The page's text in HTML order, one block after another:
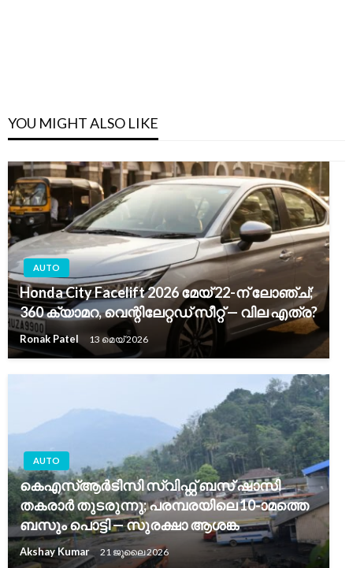
YOU MIGHT ALSO LIKE
AUTO
Honda City Facelift 2026 മേയ് 22-ന് ലോഞ്ച്;
360 ക്യാമറ, വെന്റിലേറ്റഡ് സീറ്റ് — വില എത്ര?
Ronak Patel 13 മെയ്‌ 2026
AUTO
കെഎസ്ആർടിസി സ്വിഫ്റ്റ് ബസ് ഷാസി
തകരാർ തുടരുന്നു; പരമ്പരയിലെ 10-ാമത്തെ
ബസും പൊട്ടി — സുരക്ഷാ ആശങ്ക
Akshay Kumar 21 ജൂലൈ 2026